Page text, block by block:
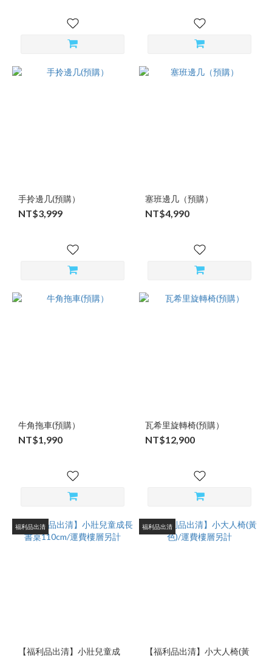
手拎邊几(預購）
NT$3,999
塞班邊几（預購）
NT$4,990
牛角拖車(預購）
NT$1,990
瓦希里旋轉椅(預購）
NT$12,900
福利品出清
【福利品出清】小壯兒童成
福利品出清
【福利品出清】小大人椅(黃